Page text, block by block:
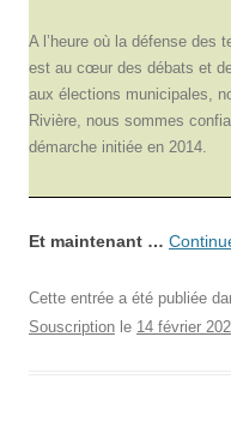
A l’heure où la défense des
est au cœur des débats et
aux élections municipales,
Rivière, nous sommes
démarche initiée en 2014.
Et maintenant …
Cette entrée a été publiée
Souscription le 14 février